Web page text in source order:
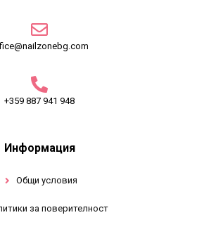
+359 887 941 948
Информация
Общи условия
за поверителност